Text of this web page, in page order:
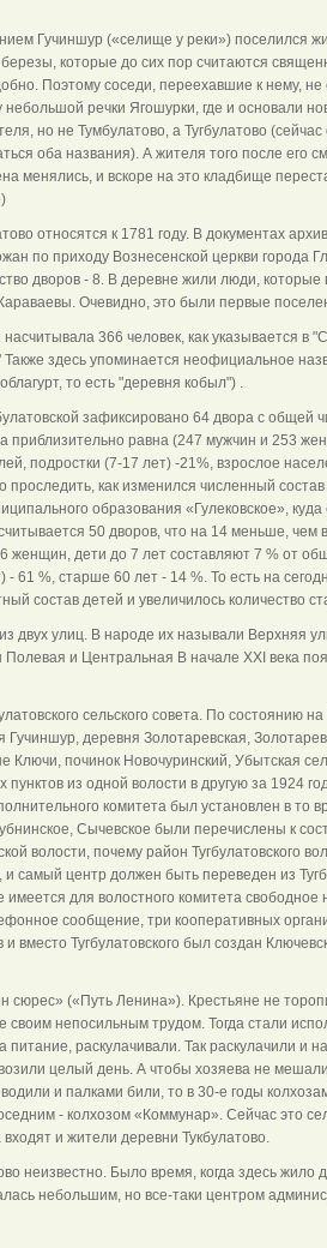
Гучиншур («селище у реки») поселился
которые до сих пор считаются
Поэтому соседи, переехавшие к нему, не
речки Ягошурки, где и основали
но не Тумбулатово, а Тугбулатово
оба названия). А жителя того после его
менялись, и вскоре на это кладбище
относятся к 1781 году. В документах
по приходу Вознесенской церкви города
дворов - 8. В деревне жили люди, которые
Очевидно, это были первые
366 человек, как указывается в
Также здесь упоминается неофициальное
то есть "деревня кобыл") .
зафиксировано 64 двора с общей
приблизительно равна (247 мужчин и 253
подростки (7-17 лет) -21%, взрослое
как изменился численный
образования «Гулековское», куда
50 дворов, что на 14 меньше, чем
дети до 7 лет составляют 7 % от
- 61 %, старше 60 лет - 14 %. То есть на
состав детей и увеличилось количество
двух улиц. В народе их называли Верхняя
и Центральная В начале XXI века
сельского совета. По состоянию
деревня Золотаревская,
Ключи, починок Новочуринский, Убытская
из одной волости в другую за 1924
комитета был установлен в то
Сычевское были перечислены к
волости, почему район Тугбулатовского
самый центр должен быть переведен из
для волостного комитета
сообщение, три кооперативных
вместо Тугбулатовского был создан
сюрес» («Путь Ленина»). Крестьяне не
непосильным трудом. Тогда стали
раскулачивали. Так раскулачили и
целый день. А чтобы хозяева не
и палками били, то в 30-е годы
- колхозом «Коммунар». Сейчас это
и жители деревни Тукбулатово.
неизвестно. Было время, когда здесь жило
небольшим, но все-таки центром